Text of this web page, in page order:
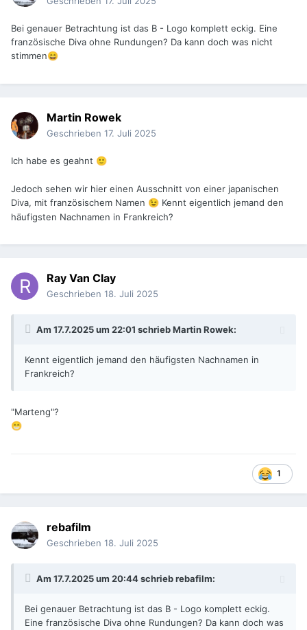
Bei genauer Betrachtung ist das B - Logo komplett eckig. Eine
französische Diva ohne Rundungen? Da kann doch was nicht
stimmen😄
Martin Rowek
Geschrieben 17. Juli 2025
Ich habe es geahnt 🙂
Jedoch sehen wir hier einen Ausschnitt von einer japanischen
Diva, mit französischem Namen 😉 Kennt eigentlich jemand den
häufigsten Nachnamen in Frankreich?
Ray Van Clay
Geschrieben 18. Juli 2025
Am 17.7.2025 um 22:01 schriebMartin Rowek:
Kennt eigentlich jemand den häufigsten Nachnamen in
Frankreich?
"Marteng"?
😁
1
rebafilm
Geschrieben 18. Juli 2025
Am 17.7.2025 um 20:44 schriebrebafilm:
Bei genauer Betrachtung ist das B - Logo komplett eckig.
Eine französische Diva ohne Rundungen? Da kann doch was